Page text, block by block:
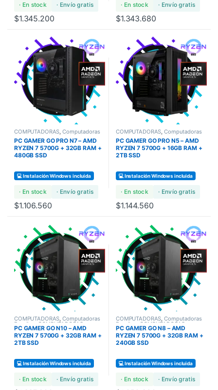
· En stock · Envío gratis
$1.345.200
· En stock · Envío gratis
$1.343.680
COMPUTADORAS ,Computadoras
COMPUTADORAS
GAMERS
PC GAMER GO PRO N7 – AMD
RYZEN 7 5700G + 32GB RAM +
480GB SSD
💻 Instalación Windows incluida
· En stock · Envío gratis
$1.106.560
COMPUTADORAS ,Computadoras
COMPUTADORAS
GAMERS
PC GAMER GO PRO N5 – AMD
RYZEN 7 5700G + 16GB RAM +
2TB SSD
💻 Instalación Windows incluida
· En stock · Envío gratis
$1.144.560
COMPUTADORAS,Computadoras
Bundles COMPUTADORAS
GAMERS
PC GAMER GO N10 – AMD
RYZEN 7 5700G + 32GB RAM +
2TB SSD
💻 Instalación Windows incluida
· En stock · Envío gratis
COMPUTADORAS,Computadoras
Bundles COMPUTADORAS
GAMERS
PC GAMER GO N8 – AMD
RYZEN 7 5700G + 32GB RAM +
240GB SSD
💻 Instalación Windows incluida
· En stock · Envío gratis